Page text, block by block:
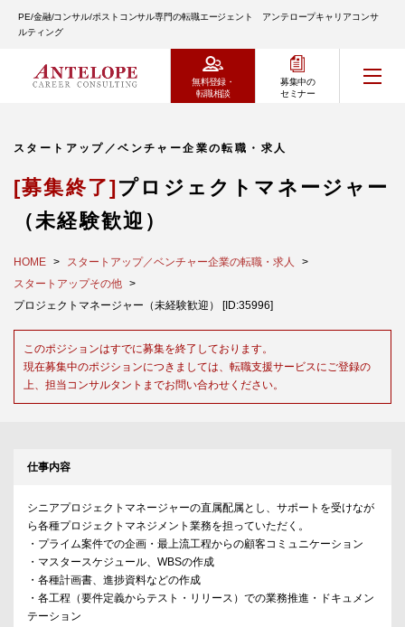
PE/金融/コンサル/ポストコンサル専門の転職エージェント アンテロープキャリアコンサ
ルティング
無料登録・
転職相談
募集中の
セミナー
スタートアップ／ベンチャー企業の転職・求人
[募集終了] プロジェクトマネージャー
（未経験歓迎）
HOME
スタートアップ／ベンチャー企業の転職・求人
スタートアップその他
プロジェクトマネージャー（未経験歓迎） [ID:35996]
このポジションはすでに募集を終了しております。
現在募集中のポジションにつきましては、転職支援サービスにご登録の
上、担当コンサルタントまでお問い合わせください。
仕事内容
シニアプロジェクトマネージャーの直属配属とし、サポートを受けなが
ら各種プロジェクトマネジメント業務を担っていただく。
・プライム案件での企画・最上流工程からの顧客コミュニケーション
・マスタースケジュール、WBSの作成
・各種計画書、進捗資料などの作成
・各工程（要件定義からテスト・リリース）での業務推進・ドキュメン
テーション